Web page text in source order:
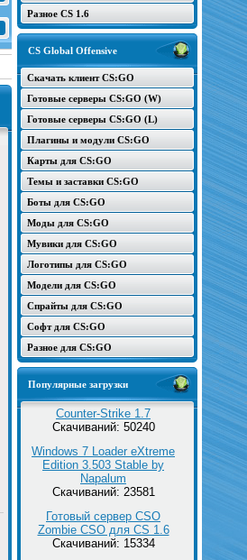
Разное CS 1.6
CS Global Offensive
Скачать клиент CS:GO
Готовые серверы CS:GO (W)
Готовые серверы CS:GO (L)
Плагины и модули CS:GO
Карты для CS:GO
Темы и заставки CS:GO
Боты для CS:GO
Моды для CS:GO
Мувики для CS:GO
Логотипы для CS:GO
Модели для CS:GO
Спрайты для CS:GO
Софт для CS:GO
Разное для CS:GO
Популярные загрузки
Counter-Strike 1.7
Скачиваний: 50240
Windows 7 Loader eXtreme
Edition 3.503 Stable by
Napalum
Скачиваний: 23581
Готовый сервер CSO
Zombie CSO для CS 1.6
Скачиваний: 15334